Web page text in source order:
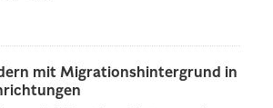
mit Migrationshintergrund in